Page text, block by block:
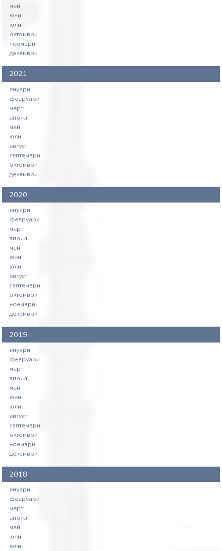
май
юни
юли
октомври
ноември
декември
2021
януари
февруари
март
април
май
юли
август
септември
октомври
декември
2020
януари
февруари
март
април
май
юни
юли
август
септември
октомври
ноември
декември
2019
януари
февруари
март
април
май
юни
юли
август
септември
октомври
ноември
декември
2018
януари
февруари
март
април
май
юни
юли